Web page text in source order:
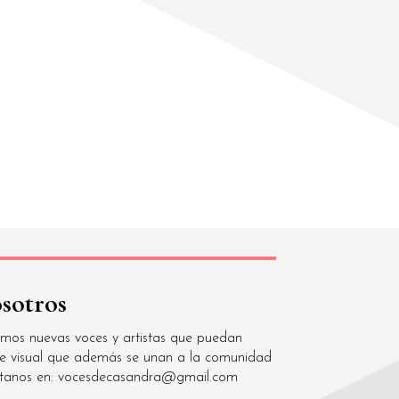
nuevas voces y artistas que puedan
visual que además se unan a la comunidad
en: vocesdecasandra@gmail.com